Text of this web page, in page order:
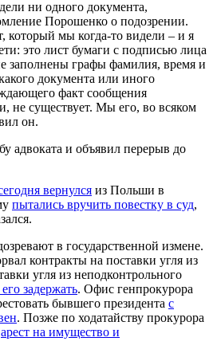
ни одного документа,
Порошенко о подозрении.
который мы когда-то видели – и я
это лист бумаги с подписью лица
заполнены графы фамилия, время и
документа или иного
факт сообщения
не существует. Мы его, во всяком
он.
адвоката и объявил перерыв до
вернулся из Польши в
пытались вручить повестку в суд,
в государственной измене.
контракты на поставки угля из
угля из неподконтрольного
задержать. Офис генпрокурора
бывшего президента с
. Позже по ходатайству прокурора
арест на имущество и